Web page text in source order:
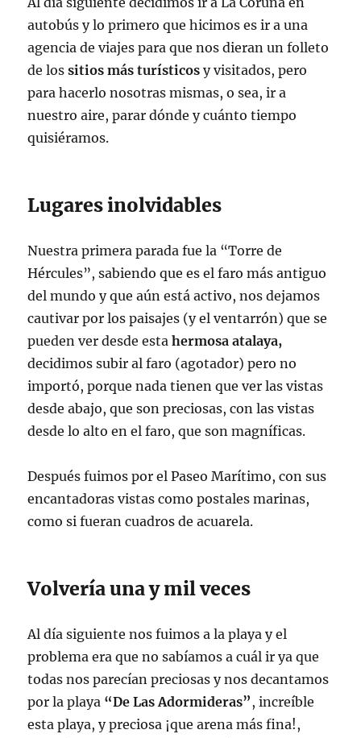
autobús y lo primero que hicimos es ir a una
agencia de viajes para que nos dieran un folleto
de lossitios más turísticos y visitados, pero
para hacerlo nosotras mismas, o sea, ir a
nuestro aire, parar dónde y cuánto tiempo
quisiéramos.
Lugares inolvidables
Nuestra primera parada fue la “Torre de
Hércules”, sabiendo que es el faro más antiguo
del mundo y que aún está activo, nos dejamos
cautivar por los paisajes (y el ventarrón) que se
pueden ver desde estahermosa atalaya,
decidimos subir al faro (agotador) pero no
importó, porque nada tienen que ver las vistas
desde abajo, que son preciosas, con las vistas
desde lo alto en el faro, que son magníficas.
Después fuimos por el Paseo Marítimo, con sus
encantadoras vistas como postales marinas,
como si fueran cuadros de acuarela.
Volvería una y mil veces
Al día siguiente nos fuimos a la playa y el
problema era que no sabíamos a cuál ir ya que
todas nos parecían preciosas y nos decantamos
por la playa “De Las Adormideras”, increíble
esta playa, y preciosa ¡que arena más fina!,